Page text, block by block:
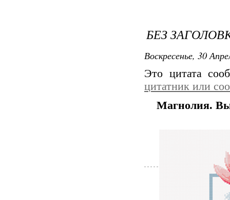
БЕЗ
Воскресенье, 30
Это цитата
цитатник или
Магнолия.